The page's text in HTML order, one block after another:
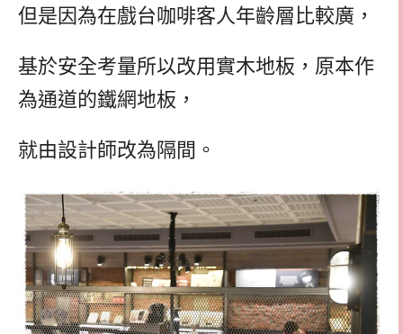
但是因為在戲台咖啡客人年齡層比較廣，
基於安全考量所以改用實木地板，原本作
為通道的鐵網地板，
就由設計師改為隔間。